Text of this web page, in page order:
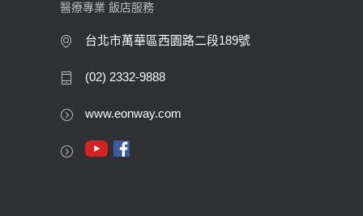
醫療專業 飯店服務
台北市萬華區西園路二段189號
(02) 2332-9888
www.eonway.com